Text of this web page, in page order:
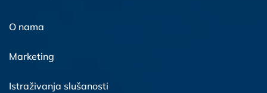
O nama
Marketing
Istraživanja slušanosti